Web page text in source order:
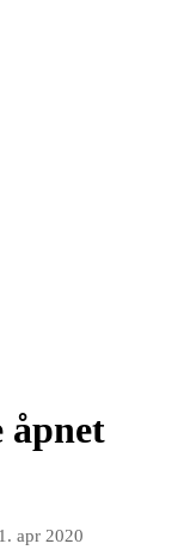
åpnet
1. apr 2020